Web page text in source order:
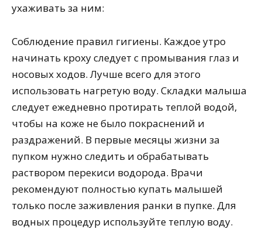
ухаживать за ним:
Соблюдение правил гигиены. Каждое утро
начинать кроху следует с промывания глаз и
носовых ходов. Лучше всего для этого
использовать нагретую воду. Складки малыша
следует ежедневно протирать теплой водой,
чтобы на коже не было покраснений и
раздражений. В первые месяцы жизни за
пупком нужно следить и обрабатывать
раствором перекиси водорода. Врачи
рекомендуют полностью купать малышей
только после заживления ранки в пупке. Для
водных процедур используйте теплую воду.